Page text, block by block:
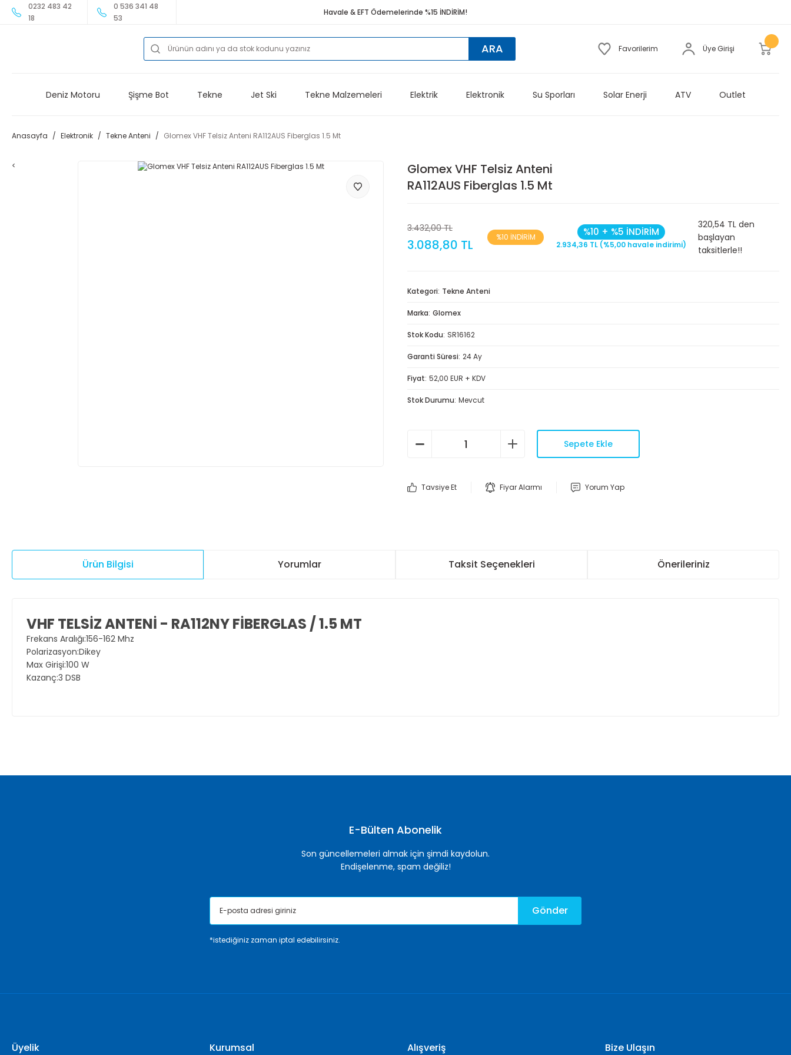
0232 483 42
18
0 536 341 48
53
Havale & EFT Ödemelerinde %15 İNDİRİM!
ARA Favorilerim Üye Girişi
Deniz Motoru Şişme Bot Tekne Jet Ski Tekne Malzemeleri Elektrik Elektronik Su Sporları Solar Enerji ATV Outlet
Anasayfa Elektronik Tekne Anteni Glomex VHF Telsiz Anteni RA112AUS Fiberglas 1.5 Mt
<
Glomex VHF Telsiz Anteni
RA112AUS Fiberglas 1.5 Mt
3.432,00 TL
3.088,80 TL %10 İNDİRİM %10 + %5 İNDİRİM
2.934,36 TL (%5,00 havale indirimi)
320,54 TL den
başlayan
taksitlerle!!
Kategori Tekne Anteni
Marka Glomex
Stok Kodu SR16162
Garanti Süresi 24 Ay
Fiyat 52,00 EUR + KDV
Stok Durumu Mevcut
Sepete Ekle
Tavsiye Et Fiyar Alarmı Yorum Yap
Ürün Bilgisi Yorumlar Taksit Seçenekleri Önerileriniz
VHF TELSİZ ANTENİ - RA112NY FİBERGLAS / 1.5 MT
Frekans Aralığı:156-162 Mhz
Polarizasyon:Dikey
Max Girişi:100 W
Kazanç:3 DSB
E-Bülten Abonelik
Son güncellemeleri almak için şimdi kaydolun.
Endişelenme, spam değiliz!
Gönder
*istediğiniz zaman iptal edebilirsiniz.
Üyelik Kurumsal Alışveriş Bize Ulaşın